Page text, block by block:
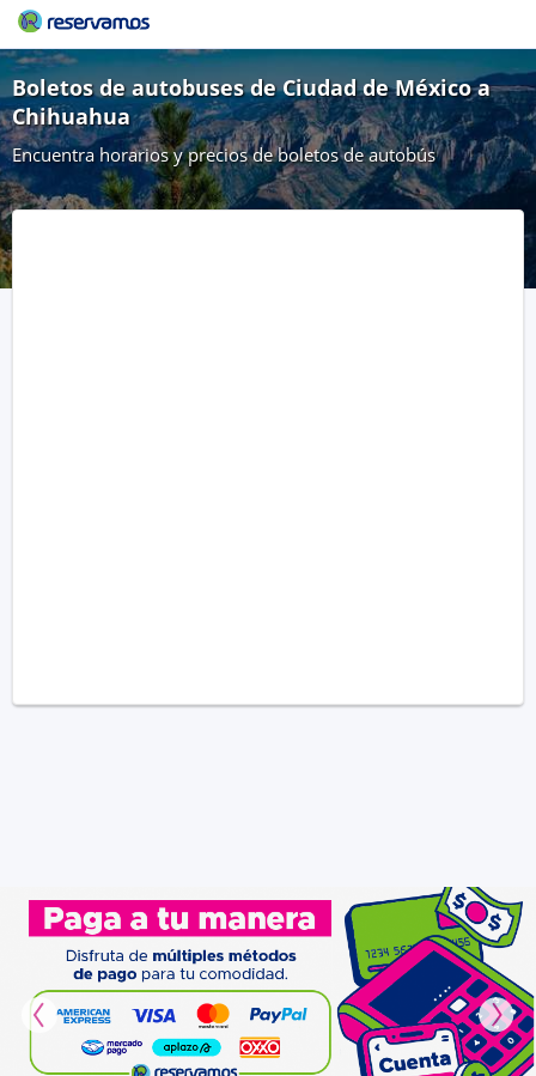
Boletos de autobuses de Ciudad de México a
Chihuahua
Encuentra horarios y precios de boletos de autobús